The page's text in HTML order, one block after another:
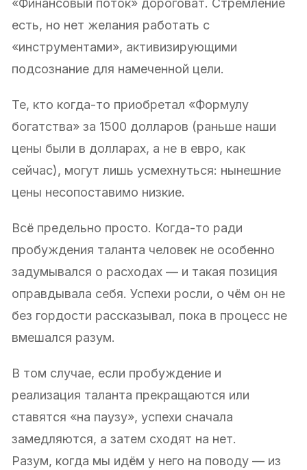
«Финансовый поток» дороговат. Стремление
есть, но нет желания работать с
«инструментами», активизирующими
подсознание для намеченной цели.
Те, кто когда-то приобретал «Формулу
богатства» за 1500 долларов (раньше наши
цены были в долларах, а не в евро, как
сейчас), могут лишь усмехнуться: нынешние
цены несопоставимо низкие.
Всё предельно просто. Когда-то ради
пробуждения таланта человек не особенно
задумывался о расходах — и такая позиция
оправдывала себя. Успехи росли, о чём он не
без гордости рассказывал, пока в процесс не
вмешался разум.
В том случае, если пробуждение и
реализация таланта прекращаются или
ставятся «на паузу», успехи сначала
замедляются, а затем сходят на нет.
Разум, когда мы идём у него на поводу — из